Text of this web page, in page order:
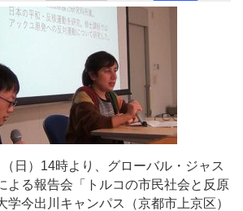
日）14時より、グローバル・ジャス
よる報告会「トルコの市民社会と反原
学今出川キャンパス（京都市上京区）